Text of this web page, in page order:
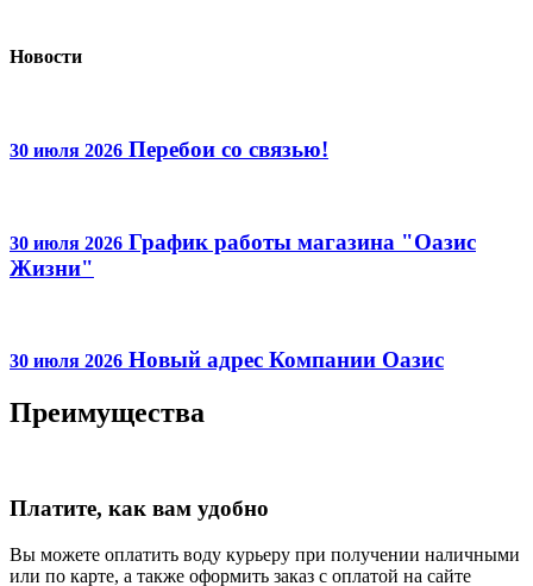
Новости
30 июля 2026 Перебои со связью!
30 июля 2026 График работы магазина "Оазис
Жизни"
30 июля 2026 Новый адрес Компании Оазис
Преимущества
Платите, как вам удобно
Вы можете оплатить воду курьеру при получении наличными
или по карте, а также оформить заказ с оплатой на сайте